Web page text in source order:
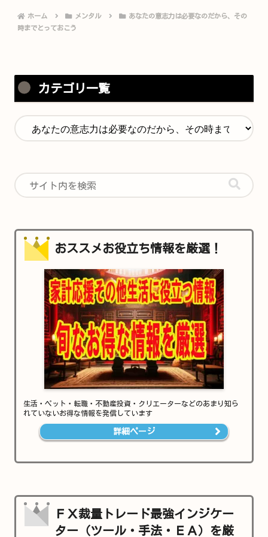
ホーム メンタル
あなたの意志力は必要なのだから、その
時までとっておこう
カテゴリ一覧
おススメお役立ち情報を厳選！
生活・ペット・転職・不動産投資・クリエーターなどのあまり知ら
れていないお得な情報を発信しています
詳細ページ
ＦＸ裁量トレード最強インジケー
ター（ツール・手法・ＥＡ）を厳